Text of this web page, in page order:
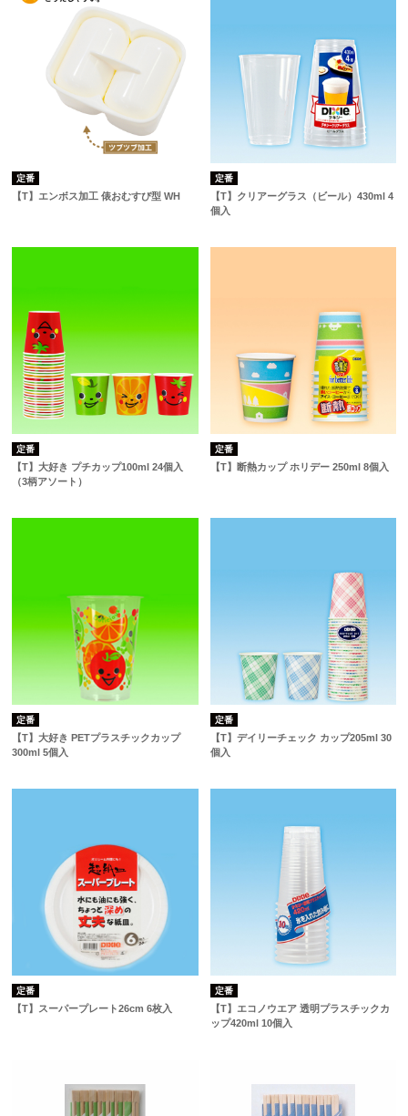
定番
【T】エンボス加工 俵おむすび型 WH
定番
【T】クリアーグラス（ビール）430ml 4
個入
定番
【T】大好き プチカップ100ml 24個入
（3柄アソート）
定番
【T】断熱カップ ホリデー 250ml 8個入
定番
【T】大好き PETプラスチックカップ
300ml 5個入
定番
【T】デイリーチェック カップ205ml 30
個入
定番
【T】スーパープレート26cm 6枚入
定番
【T】エコノウエア 透明プラスチックカ
ップ420ml 10個入